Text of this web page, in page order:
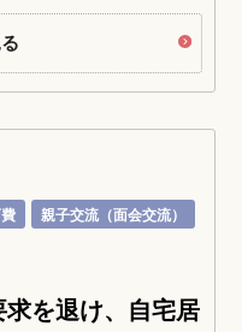
親子交流（面会交流）
を退け、自宅居